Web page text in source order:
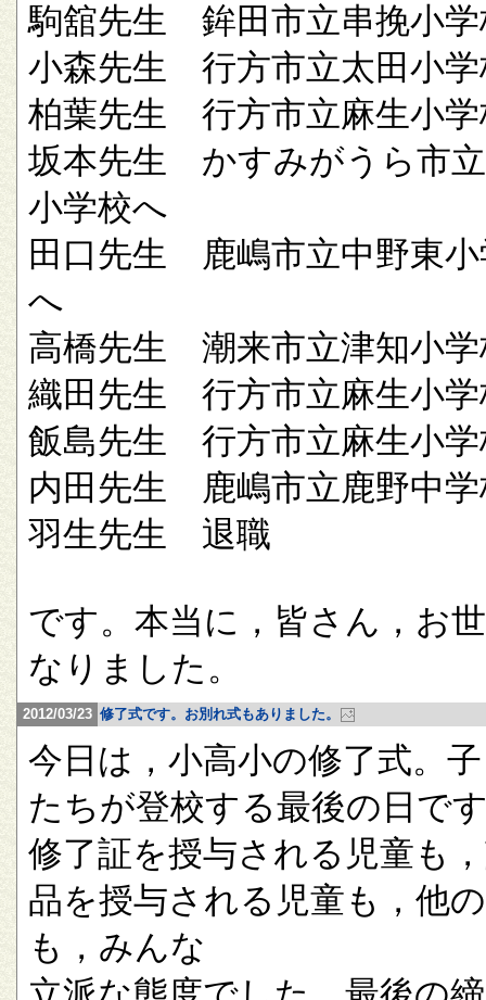
駒舘先生 鉾田市立串挽小学
小森先生 行方市立太田小学
柏葉先生 行方市立麻生小学
坂本先生 かすみがうら市
小学校へ
田口先生 鹿嶋市立中野東小
へ
高橋先生 潮来市立津知小学
織田先生 行方市立麻生小学
飯島先生 行方市立麻生小学
内田先生 鹿嶋市立鹿野中学
羽生先生 退職
です。本当に，皆さん，お
なりました。
2012/03/23 修了式です。お別れ式もありました。
今日は，小高小の修了式。
たちが登校する最後の日で
修了証を授与される児童も
品を授与される児童も，他
も，みんな